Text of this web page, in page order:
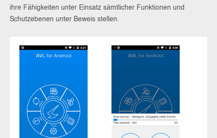
ihre Fähigkeiten unter Einsatz sämtlicher Funktionen und
Schutzebenen unter Beweis stellen.